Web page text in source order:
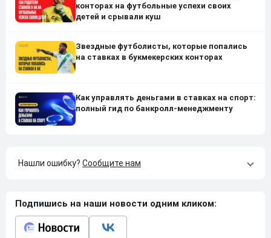
конторах на футбольные успехи своих
детей и срывали куш
Звездные футболисты, которые попались
на ставках в букмекерских конторах
Как управлять деньгами в ставках на спорт:
полный гид по банкролл-менеджменту
Нашли ошибку? Сообщите нам
Подпишись на наши новости одним кликом: